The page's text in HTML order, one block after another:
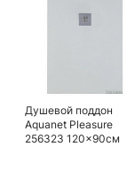
Душевой поддон
Aquanet Pleasure
256323 120x90см